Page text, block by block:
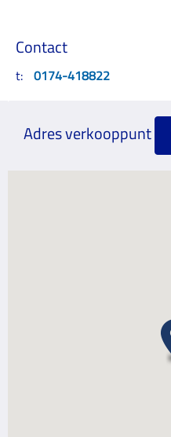
Contact
t: 0174-418822
Adres verkooppunt